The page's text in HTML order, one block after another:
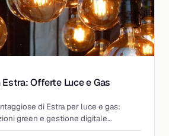
Offerte Luce e Gas
di Estra per luce e gas:
green e gestione digitale
oggi!